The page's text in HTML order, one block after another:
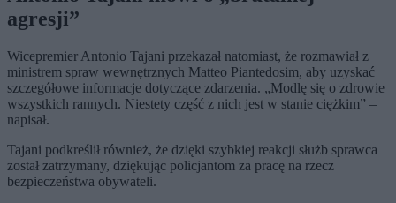
agresji”
Wicepremier Antonio Tajani przekazał natomiast, że rozmawiał z
ministrem spraw wewnętrznych Matteo Piantedosim, aby uzyskać
szczegółowe informacje dotyczące zdarzenia. „Modlę się o zdrowie
wszystkich rannych. Niestety część z nich jest w stanie ciężkim” –
napisał.
Tajani podkreślił również, że dzięki szybkiej reakcji służb sprawca
został zatrzymany, dziękując policjantom za pracę na rzecz
bezpieczeństwa obywateli.